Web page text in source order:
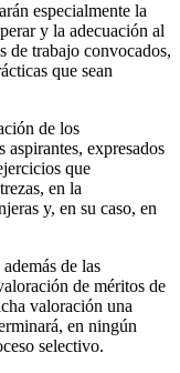
especialmente la
y la adecuación al
de trabajo convocados,
que sean
de los
expresados
que
en la
y, en su caso, en
de las
de méritos de
valoración una
en ningún
selectivo.